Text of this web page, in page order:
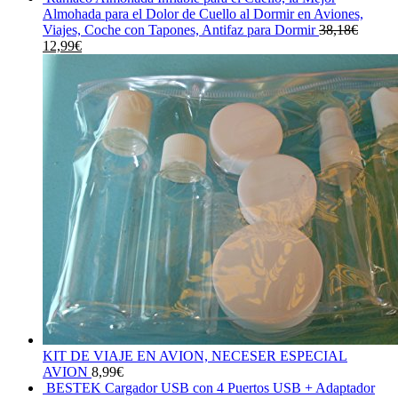
original
era:
actual
es:
Almohada para el Dolor de Cuello al Dormir en Aviones,
Viajes, Coche con Tapones, Antifaz para Dormir 38,18€
El
precio
38,18€.
12,99€El
actual
es:
12,99€.
KIT DE VIAJE EN AVION, NECESER ESPECIAL
AVION 8,99€
BESTEK Cargador USB con 4 Puertos USB + Adaptador